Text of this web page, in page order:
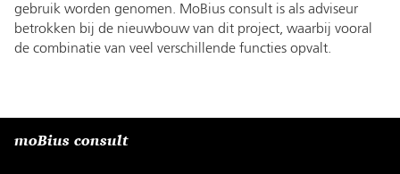
gebruik worden genomen. MoBius consult is als adviseur
betrokken bij de nieuwbouw van dit project, waarbij vooral
de combinatie van veel verschillende functies opvalt.
moBius consult